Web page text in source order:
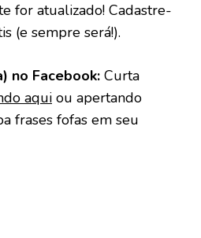
for atualizado! Cadastre-
(e sempre será!).
no Facebook: Curta
aqui ou apertando
frases fofas em seu